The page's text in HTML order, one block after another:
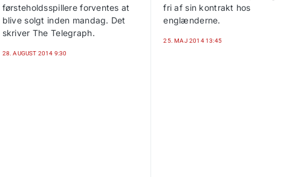
førsteholdsspillere forventes at
blive solgt inden mandag. Det
skriver The Telegraph.
28. AUGUST 2014 9:30
fri af sin kontrakt hos
englænderne.
25. MAJ 2014 13:45